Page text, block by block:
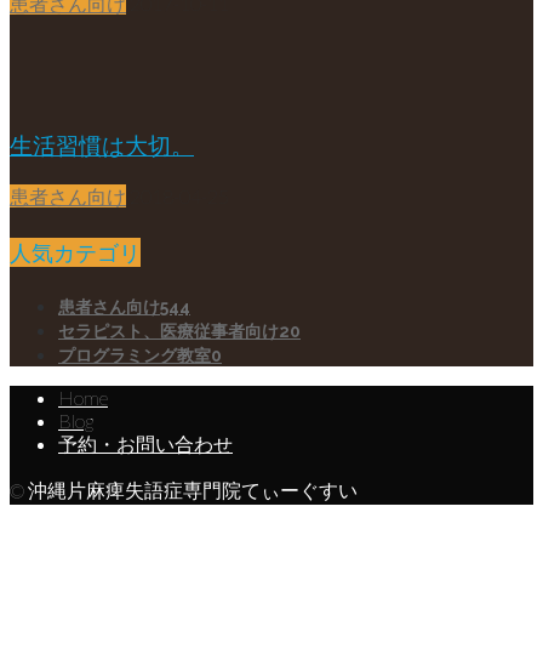
生活習慣は大切。
患者さん向け
人気カテゴリ
患者さん向け544
セラピスト、医療従事者向け20
プログラミング教室0
Home
Blog
予約・お問い合わせ
© 沖縄片麻痺失語症専門院てぃーぐすい